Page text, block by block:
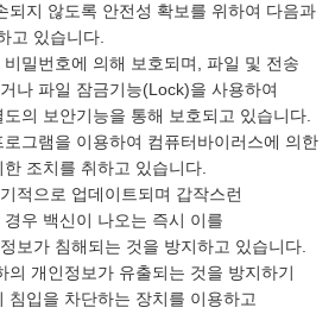
되지 않도록 안전성 확보를 위하여 다음과
고 있습니다.
밀번호에 의해 보호되며, 파일 및 전송
나 파일 잠금기능(Lock)을 사용하여
의 보안기능을 통해 보호되고 있습니다.
그램을 이용하여 컴퓨터바이러스에 의한
조치를 취하고 있습니다.
적으로 업데이트되며 갑작스런
우 백신이 나오는 즉시 이를
보가 침해되는 것을 방지하고 있습니다.
의 개인정보가 유출되는 것을 방지하기
침입을 차단하는 장치를 이용하고